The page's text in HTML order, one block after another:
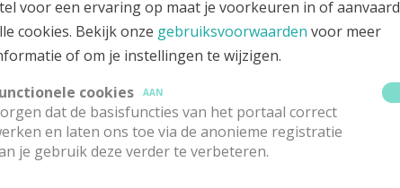
voor een ervaring op maat je voorkeuren in of aanvaard
cookies. Bekijk onze gebruiksvoorwaarden voor meer
of om je instellingen te wijzigen.
cookies
AAN
dat de basisfuncties van het portaal correct
en laten ons toe via de anonieme registratie
je gebruik deze verder te verbeteren.